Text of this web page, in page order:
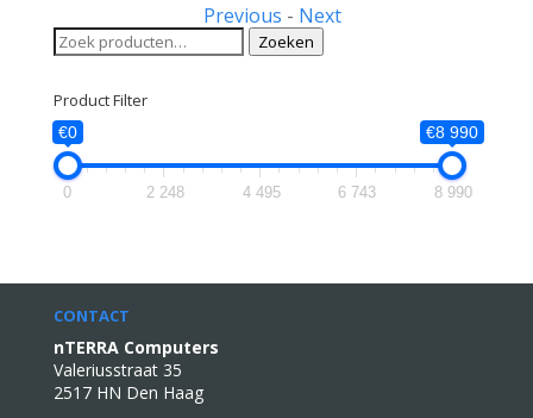
Previous - Next
Zoeken
naar:
Zoeken
Product Filter
€0 €8 990
0 2 248 4 495 6 743 8 990
CONTACT
nTERRA Computers
Valeriusstraat 35
2517 HN Den Haag